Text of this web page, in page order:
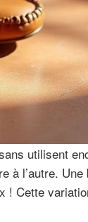
utilisent
à l’autre.
! Cette